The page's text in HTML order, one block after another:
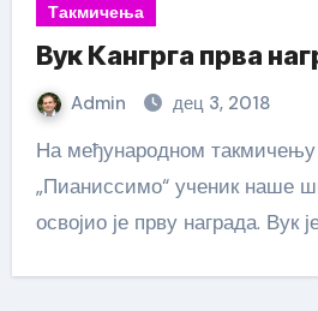
Такмичења
Вук Кангрга прва
Admin дец 3, 2018
На међународном такмичењу пијаниста
„Пианиссимо“ ученик наше
освојио је прву награда. Вук